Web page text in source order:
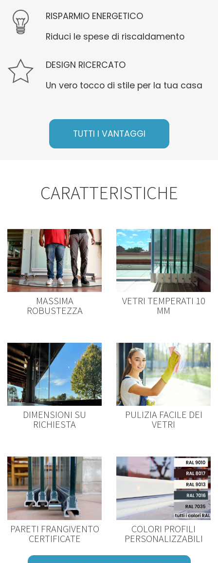
RISPARMIO ENERGETICO
Riduci le spese di riscaldamento
DESIGN RICERCATO
Un vero tocco di stile per la tua casa
TUTTI I VANTAGGI
CARATTERISTICHE
MASSIMA
ROBUSTEZZA
VETRI TEMPERATI 10
MM
DIMENSIONI SU
RICHIESTA
PULIZIA FACILE DEI
VETRI
PARETI FRANGIVENTO
CERTIFICATE
COLORI PROFILI
PERSONALIZZABILI